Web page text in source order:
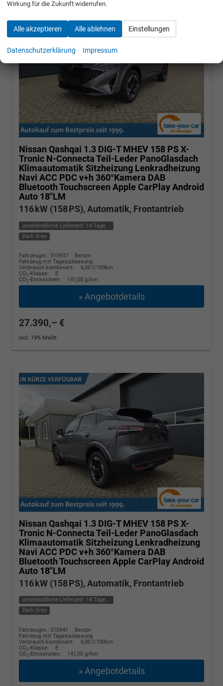
Nissan Qashqai 1.3 DIG-T MHEV 158 PS X-
Tronic N-Connecta Teil-Leder PanoGlasdach
Klimaautomatik Sitzheizung Lenkradheizung
Navi ACC PDC v+h 360°Kamera DAB
Bluetooth Touchscreen Apple CarPlay Android
Auto 18"LM
116 kW (158 PS), Automatik, Frontantrieb
unverbindliche Lieferzeit: 14 Tage
Dark Grey
Fahrzeugnr.: 510937
Benzin
Fahrzeug mit Tageszulassung
Verbrauch kombiniert:
6,30 l/100km
CO2-Klasse:
E
CO2-Emissionen: 141,00 g/km
» Angebotdetails
27.390,– €
incl. 19% MwSt.
Nissan Qashqai 1.3 DIG-T MHEV 158 PS X-
Tronic N-Connecta Teil-Leder PanoGlasdach
Klimaautomatik Sitzheizung Lenkradheizung
Navi ACC PDC v+h 360°Kamera DAB
Bluetooth Touchscreen Apple CarPlay Android
Auto 18"LM
116 kW (158 PS), Automatik, Frontantrieb
unverbindliche Lieferzeit: 14 Tage
Dark Grey
Fahrzeugnr.: 510941
Benzin
Fahrzeug mit Tageszulassung
Verbrauch kombiniert:
6,30 l/100km
CO2-Klasse:
E
CO2-Emissionen: 141,00 g/km
» Angebotdetails
Wirkung für die Zukunft widerrufen.
Alle akzeptieren Alle ablehnen Einstellungen
Datenschutzerklärung Impressum